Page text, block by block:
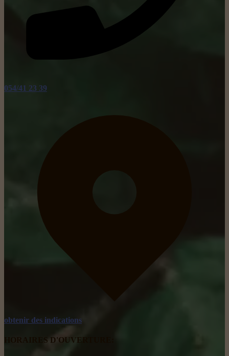
054/41 23 39
obtenir des indications
HORAIRES D'OUVERTURE: